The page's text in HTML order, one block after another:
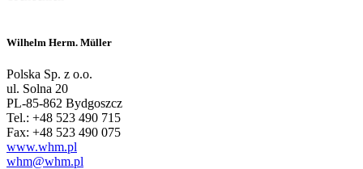
Wilhelm Herm. Müller
Polska Sp. z o.o.
ul. Solna 20
PL-85-862 Bydgoszcz
Tel.: +48 523 490 715
Fax: +48 523 490 075
www.whm.pl
whm@whm.pl